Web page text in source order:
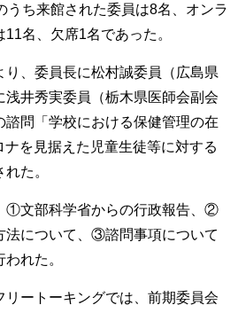
うち来館された委員は8名、オンラ
名、欠席1名であった。
、委員長に松村誠委員（広島県
浅井秀実委員（栃木県医師会副会
問「学校における保健管理の在
を見据えた児童生徒等に対する
た。
①文部科学省からの行政報告、②
法について、③諮問事項について
れた。
ートーキングでは、前期委員会